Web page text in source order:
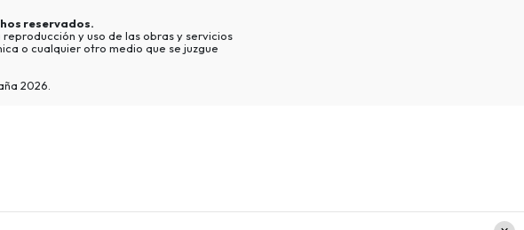
reservados.
reproducción y uso de las obras y servicios
o cualquier otro medio que se juzgue
2026.